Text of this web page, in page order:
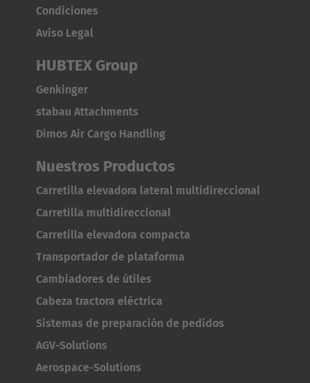
España
Español
France
Français
Luxembourg
Français Deutsch
Österreich
Deutsch
Condiciones
Aviso Legal
HUBTEX Group
Genkinger
stabau Attachments
Dimos Air Cargo Handling
Nuestros Productos
Carretilla elevadora lateral multidireccional
Carretilla multidireccional
Carretilla elevadora compacta
Transportador de plataforma
Cambiadores de útiles
Cabeza tractora eléctrica
Sistemas de preparación de pedidos
AGV-Solutions
Aerospace-Solutions